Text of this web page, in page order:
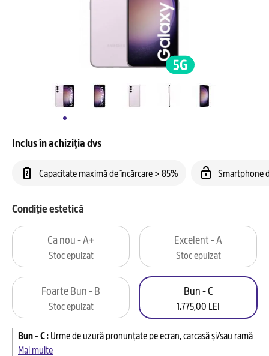
Inclus în achiziția dvs
Capacitate maximă de încărcare > 85% Smartphone
Condiție estetică
Ca nou - A+
Stoc epuizat
Excelent - A
Stoc epuizat
Foarte Bun - B
Stoc epuizat
Bun - C
1.775,00 LEI
Bun - C:Urme de uzură pronunțate pe ecran, carcasă și/sau ramă
Mai multe